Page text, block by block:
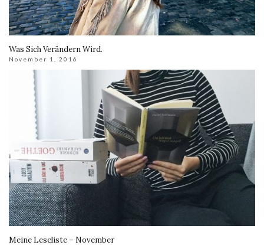
Was Sich Verändern Wird.
November 1, 2016
Meine Leseliste – November